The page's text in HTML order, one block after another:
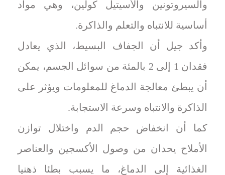
والسيروتونين والأسيتيل كولين، وهي مواد
أساسية للانتباه والتعلم والذاكرة.
وأكد جيل أن الجفاف البسيط، الذي يعادل
فقدان 1 إلى 2 بالمئة من سوائل الجسم، يمكن
أن يبطئ معالجة الدماغ للمعلومات ويؤثر على
الذاكرة والانتباه وسرعة الاستجابة.
كما أن انخفاض حجم الدم واختلال توازن
الأملاح يحدان من وصول الأكسجين والعناصر
الغذائية إلى الدماغ، ما يسبب بطئا ذهنيا